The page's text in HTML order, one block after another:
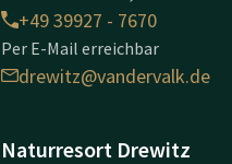
+49 39927 - 7670
Per E-Mail erreichbar
drewitz@vandervalk.de
Naturresort Drewitz